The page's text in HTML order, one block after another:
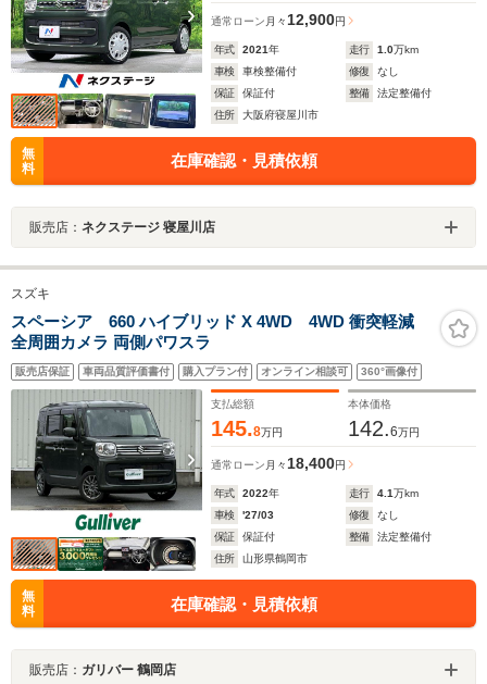
通常ローン 月々 12,900円
年式 2021年 走行 1.0万km
車検
車検整備付 修復
なし
保証
保証付 整備
法定整備付
住所
大阪府寝屋川市
無
料
在庫確認・見積依頼
販売店： ネクステージ 寝屋川店
スズキ
スペーシア 660 ハイブリッド X 4WD 4WD 衝突軽減
全周囲カメラ 両側パワスラ
販売店保証 車両品質評価書付 購入プラン付 オンライン相談可 360°画像付
支払総額
145.8万円
本体価格
142.6万円
通常ローン 月々 18,400円
年式 2022年 走行 4.1万km
車検
'27/03 修復
なし
保証
保証付 整備
法定整備付
住所
山形県鶴岡市
無
料
在庫確認・見積依頼
販売店： ガリバー 鶴岡店